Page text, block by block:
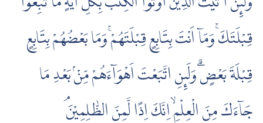
قِبْلَتَكَۚ وَمَاۤ اَنْتَ بِتَابِعٍ قِبْلَتَهُمْۚ وَمَا بَعْضُهُمْ بِتَابِعٍ
قِبْلَةَ بَعْضٍۗ وَلَٮِٕنِ اتَّبَعْتَ اَهْوَاۤءَهُمْ مِّنْۢ بَعْدِ مَا
جَاۤءَكَ مِنَ الْعِلْمِۙ اِنَّكَ اِذًا لَّمِنَ الظّٰلِمِيْنَۘ